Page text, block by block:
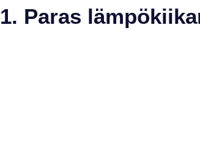
1. Paras